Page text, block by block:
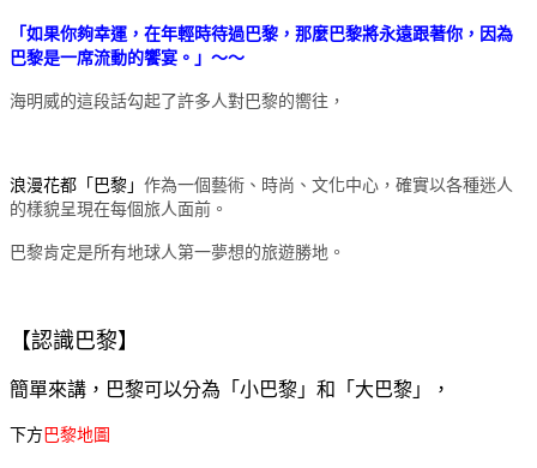
「如果你夠幸運，在年輕時待過巴黎，那麼巴黎將永遠跟著你，因為
巴黎是一席流動的饗宴。」～～
海明威的這段話勾起了許多人對巴黎的嚮往，
浪漫花都「巴黎」 作為一個藝術、時尚、文化中心，確實以各種迷人
的樣貌呈現在每個旅人面前。
巴黎肯定是所有地球人第一夢想的旅遊勝地。
【認識巴黎】
簡單來講，巴黎可以分為「小巴黎」和「大巴黎」，
下方巴黎地圖